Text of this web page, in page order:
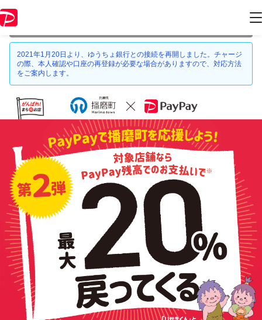
情報はキャンペーン終了時点のものになります。
2021年1月20日より、ゆうちょ銀行との接続を再開しました。チャージ
の際、本人確認や口座の再登録が必要な場合がありますので、対応方法
をご案内します。